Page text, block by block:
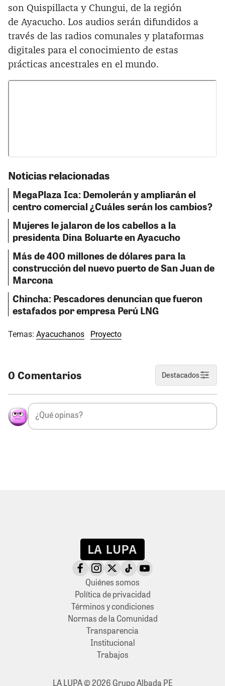
son Quispillacta y Chungui, de la región
de Ayacucho. Los audios serán difundidos a
través de las radios comunales y plataformas
digitales para el conocimiento de estas
prácticas ancestrales en el mundo.
Noticias relacionadas
MegaPlaza Ica: Demolerán y ampliarán el
centro comercial ¿Cuáles serán los cambios?
Mujeres le jalaron de los cabellos a la
presidenta Dina Boluarte en Ayacucho
Más de 400 millones de dólares para la
construcción del nuevo puerto de San Juan de
Marcona
Chincha: Pescadores denuncian que fueron
estafados por empresa Perú LNG
Temas: Ayacuchanos Proyecto
0 Comentarios Destacados
Quiénes somos
Política de privacidad
Términos y condiciones
Normas de la Comunidad
Transparencia
Institucional
Trabajos
LA LUPA © 2026 Grupo Albada PE